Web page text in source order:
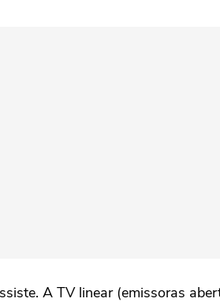
A TV linear (emissoras